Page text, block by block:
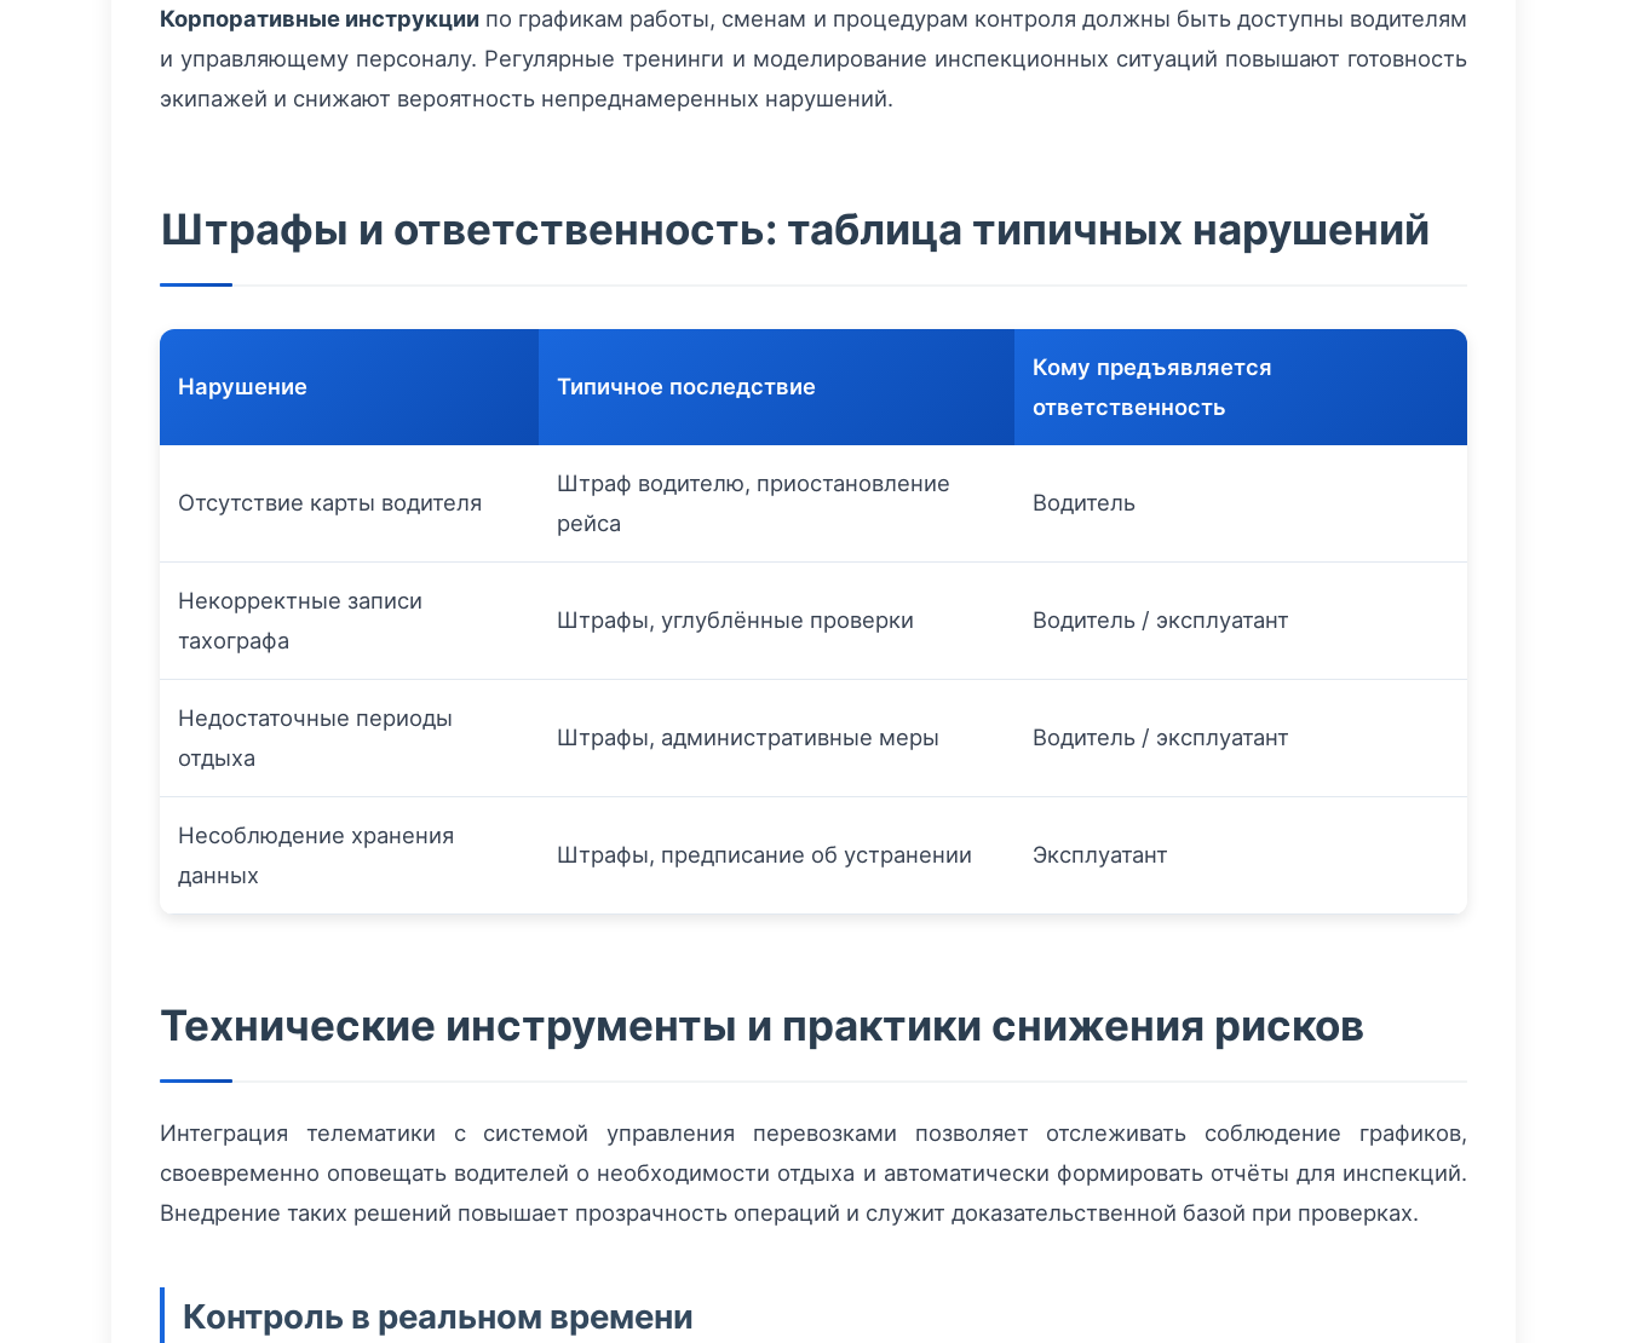
Корпоративные инструкции по графикам работы, сменам и процедурам контроля должны быть доступны водителям
и управляющему персоналу. Регулярные тренинги и моделирование инспекционных ситуаций повышают готовность
экипажей и снижают вероятность непреднамеренных нарушений.
Штрафы и ответственность: таблица типичных нарушений
Нарушение Типичное последствие
Кому предъявляется
ответственность
Отсутствие карты водителя
Штраф водителю, приостановление
рейса
Водитель
Некорректные записи
тахографа
Штрафы, углублённые проверки Водитель / эксплуатант
Недостаточные периоды
отдыха
Штрафы, административные меры Водитель / эксплуатант
Несоблюдение хранения
данных
Штрафы, предписание об устранении Эксплуатант
Технические инструменты и практики снижения рисков
Интеграция телематики с системой управления перевозками позволяет отслеживать соблюдение графиков,
своевременно оповещать водителей о необходимости отдыха и автоматически формировать отчёты для инспекций.
Внедрение таких решений повышает прозрачность операций и служит доказательственной базой при проверках.
Контроль в реальном времени